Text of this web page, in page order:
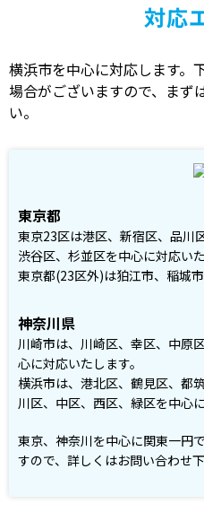
対応
横浜市を中心に対応します。
場合がございますので、まず
い。
東京都
東京23区は港区、新宿区、品川
渋谷区、杉並区を中心に対応いた
東京都(23区外)は狛江市、稲城
神奈川県
川崎市は、川崎区、幸区、中原
心に対応いたします。
横浜市は、港北区、鶴見区、都
川区、中区、西区、緑区を中心
東京、神奈川を中心に関東一円
すので、詳しくはお問い合わせ下